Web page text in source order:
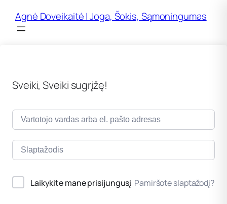
Agnė Doveikaitė | Joga, Šokis, Sąmoningumas
Sveiki, Sveiki sugrįžę!
Laikykite mane prisijungusį Pamiršote slaptažodį?